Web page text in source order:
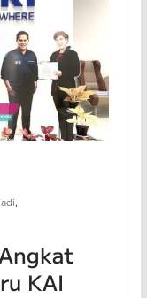
,
KAI